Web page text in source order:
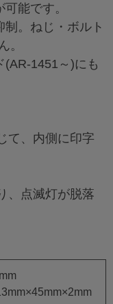
能です。
。ねじ・ボルト
。
1451～)にも
て、内側に印字
、点滅灯が脱落